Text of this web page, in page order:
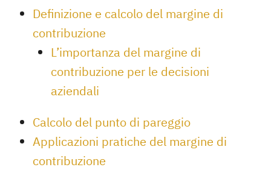
Definizione e calcolo del margine di
contribuzione
L’importanza del margine di
contribuzione per le decisioni
aziendali
Calcolo del punto di pareggio
Applicazioni pratiche del margine di
contribuzione